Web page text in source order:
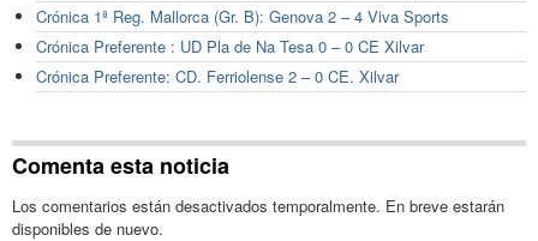
Crónica 1ª Reg. Mallorca (Gr. B): Genova 2 – 4 Viva Sports
Crónica Preferente : UD Pla de Na Tesa 0 – 0 CE Xilvar
Crónica Preferente: CD. Ferriolense 2 – 0 CE. Xilvar
Comenta esta noticia
Los comentarios están desactivados temporalmente. En breve estarán
disponibles de nuevo.